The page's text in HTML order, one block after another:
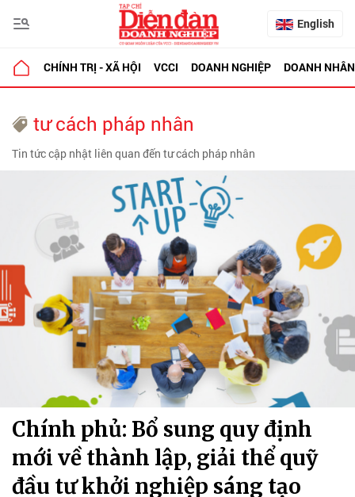
English
CHÍNH TRỊ - XÃ HỘI VCCI DOANH NGHIỆP DOANH NHÂN
tư cách pháp nhân
Tin tức cập nhật liên quan đến tư cách pháp nhân
Chính phủ: Bổ sung quy định
mới về thành lập, giải thể quỹ
đầu tư khởi nghiệp sáng tạo